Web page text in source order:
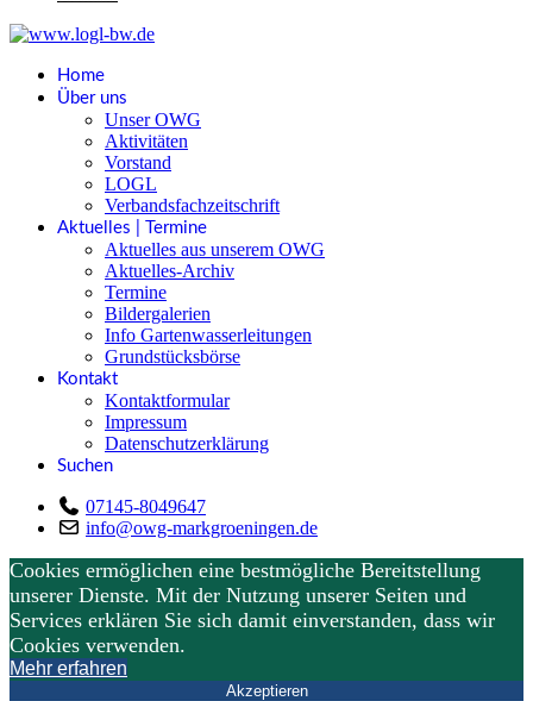
Home
Über uns
Unser OWG
Aktivitäten
Vorstand
LOGL
Verbandsfachzeitschrift
Aktuelles | Termine
Aktuelles aus unserem OWG
Aktuelles-Archiv
Termine
Bildergalerien
Info Gartenwasserleitungen
Grundstücksbörse
Kontakt
Kontaktformular
Impressum
Datenschutzerklärung
Suchen
07145-8049647
info@owg-markgroeningen.de
Cookies ermöglichen eine bestmögliche Bereitstellung
unserer Dienste. Mit der Nutzung unserer Seiten und
Services erklären Sie sich damit einverstanden, dass wir
Cookies verwenden.
Mehr erfahren
Akzeptieren